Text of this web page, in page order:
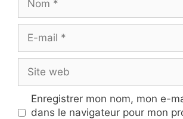
mail
web
Enregistrer mon nom, mon e-
dans le navigateur pour mon